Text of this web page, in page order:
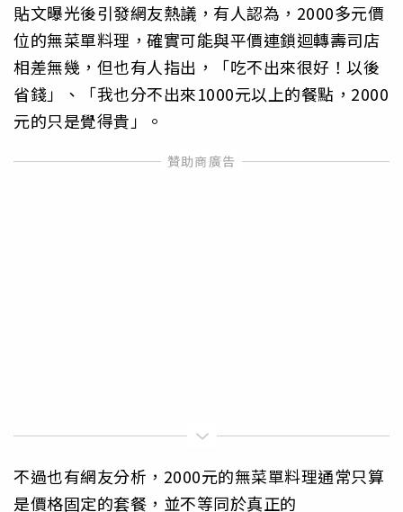
貼文曝光後引發網友熱議，有人認為，2000多元價
位的無菜單料理，確實可能與平價連鎖迴轉壽司店
相差無幾，但也有人指出，「吃不出來很好！以後
省錢」、「我也分不出來1000元以上的餐點，2000
元的只是覺得貴」。
不過也有網友分析，2000元的無菜單料理通常只算
是價格固定的套餐，並不等同於真正的